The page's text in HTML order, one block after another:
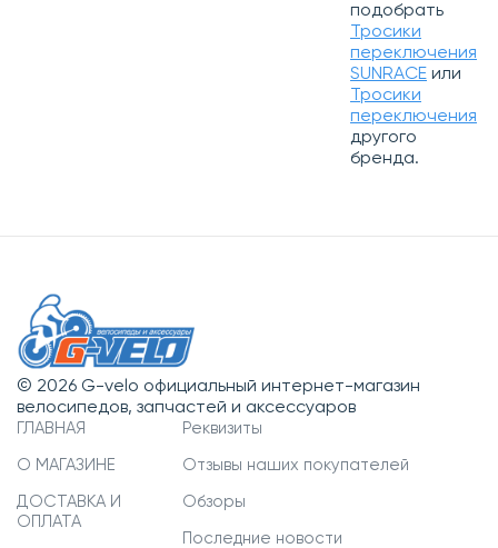
подобрать
Тросики
переключения
SUNRACE или
Тросики
переключения
другого
бренда.
© 2026 G-velo официальный интернет-магазин
велосипедов, запчастей и аксессуаров
ГЛАВНАЯ
О МАГАЗИНЕ
ДОСТАВКА И
ОПЛАТА
Реквизиты
Отзывы наших покупателей
Обзоры
Последние новости